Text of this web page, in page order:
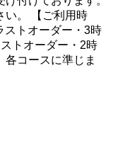
い。 【ご利用時
トオーダー・3時
トオーダー・2時
各コースに準じま